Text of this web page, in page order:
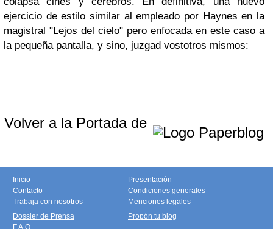
ejercicio de estilo similar al empleado por Haynes en la
magistral "Lejos del cielo" pero enfocada en este caso a
la pequeña pantalla, y sino, juzgad vostotros mismos:
Volver a la Portada de
Inicio
Contacto
Trabaja con nosotros
Presentación
Condiciones generales
Menciones legales
Dossier de Prensa
F.A.Q.
Propón tu blog